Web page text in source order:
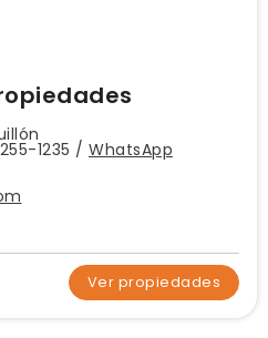
1235 / WhatsApp
Ver propiedades